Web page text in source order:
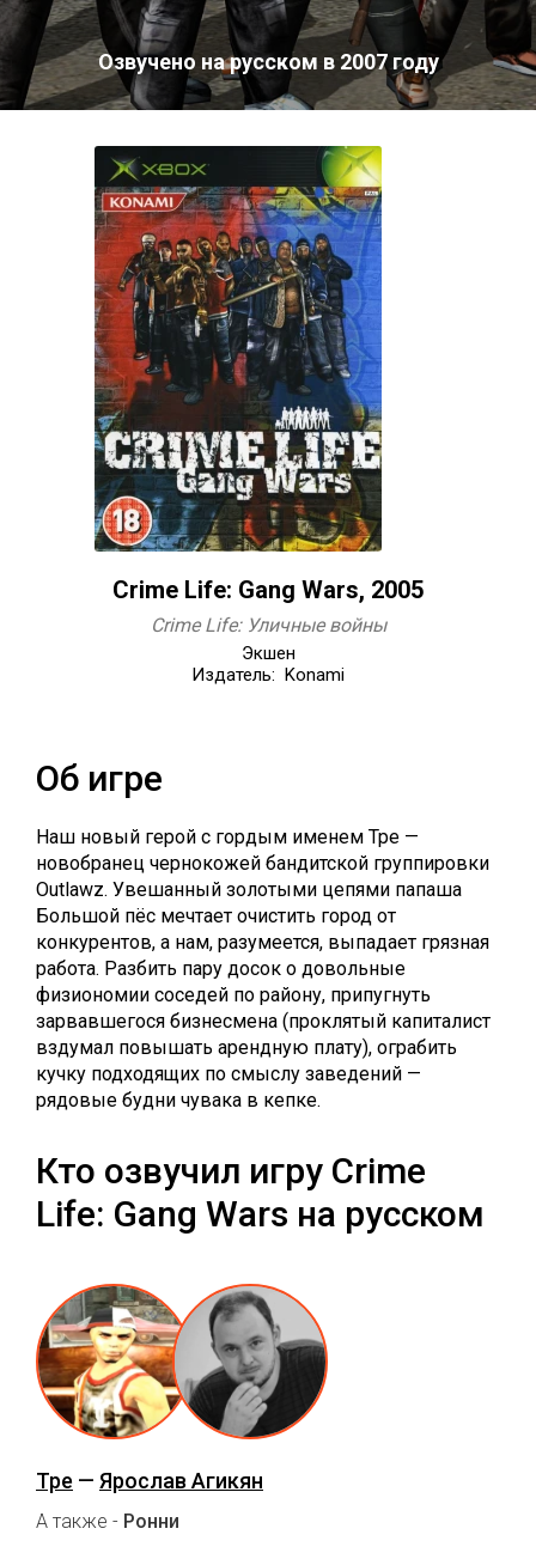
Озвучено на русском в 2007 году
Crime Life: Gang Wars, 2005
Crime Life: Уличные войны
Экшен
Издатель: Konami
Об игре
Наш новый герой с гордым именем Тре —
новобранец чернокожей бандитской группировки
Outlawz. Увешанный золотыми цепями папаша
Большой пёс мечтает очистить город от
конкурентов, а нам, разумеется, выпадает грязная
работа. Разбить пару досок о довольные
физиономии соседей по району, припугнуть
зарвавшегося бизнесмена (проклятый капиталист
вздумал повышать арендную плату), ограбить
кучку подходящих по смыслу заведений —
рядовые будни чувака в кепке.
Кто озвучил игру Crime
Life: Gang Wars на русском
Тре — Ярослав Агикян
А также - Ронни